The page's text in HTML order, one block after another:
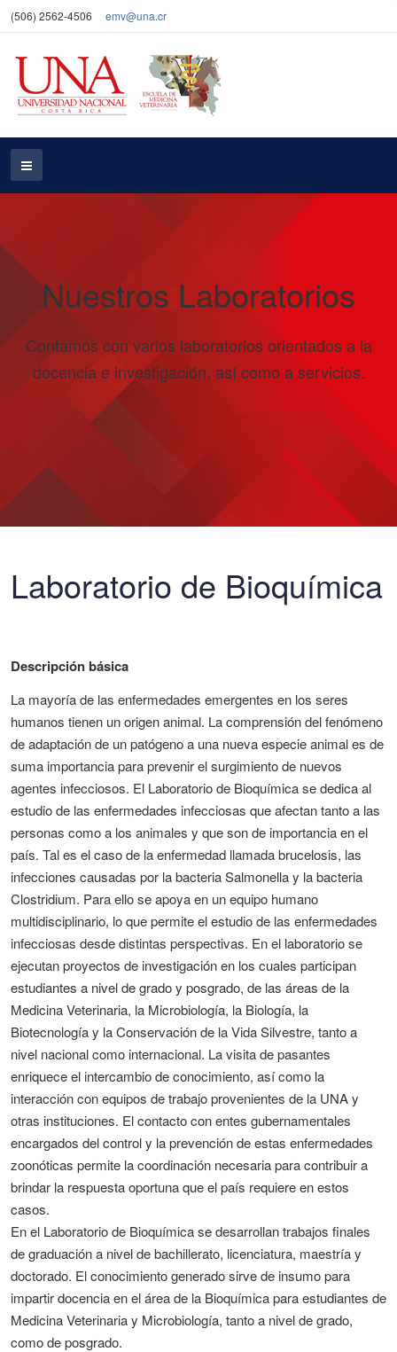
(506) 2562-4506 emv@una.cr
Nuestros Laboratorios
Contamos con varios laboratorios orientados a la
docencia e investigación, así como a servicios.
Laboratorio de Bioquímica
Descripción básica
La mayoría de las enfermedades emergentes en los seres
humanos tienen un origen animal. La comprensión del fenómeno
de adaptación de un patógeno a una nueva especie animal es de
suma importancia para prevenir el surgimiento de nuevos
agentes infecciosos. El Laboratorio de Bioquímica se dedica al
estudio de las enfermedades infecciosas que afectan tanto a las
personas como a los animales y que son de importancia en el
país. Tal es el caso de la enfermedad llamada brucelosis, las
infecciones causadas por la bacteria Salmonella y la bacteria
Clostridium. Para ello se apoya en un equipo humano
multidisciplinario, lo que permite el estudio de las enfermedades
infecciosas desde distintas perspectivas. En el laboratorio se
ejecutan proyectos de investigación en los cuales participan
estudiantes a nivel de grado y posgrado, de las áreas de la
Medicina Veterinaria, la Microbiología, la Biología, la
Biotecnología y la Conservación de la Vida Silvestre, tanto a
nivel nacional como internacional. La visita de pasantes
enriquece el intercambio de conocimiento, así como la
interacción con equipos de trabajo provenientes de la UNA y
otras instituciones. El contacto con entes gubernamentales
encargados del control y la prevención de estas enfermedades
zoonóticas permite la coordinación necesaria para contribuir a
brindar la respuesta oportuna que el país requiere en estos
casos.
En el Laboratorio de Bioquímica se desarrollan trabajos finales
de graduación a nivel de bachillerato, licenciatura, maestría y
doctorado. El conocimiento generado sirve de insumo para
impartir docencia en el área de la Bioquímica para estudiantes de
Medicina Veterinaria y Microbiología, tanto a nivel de grado,
como de posgrado.